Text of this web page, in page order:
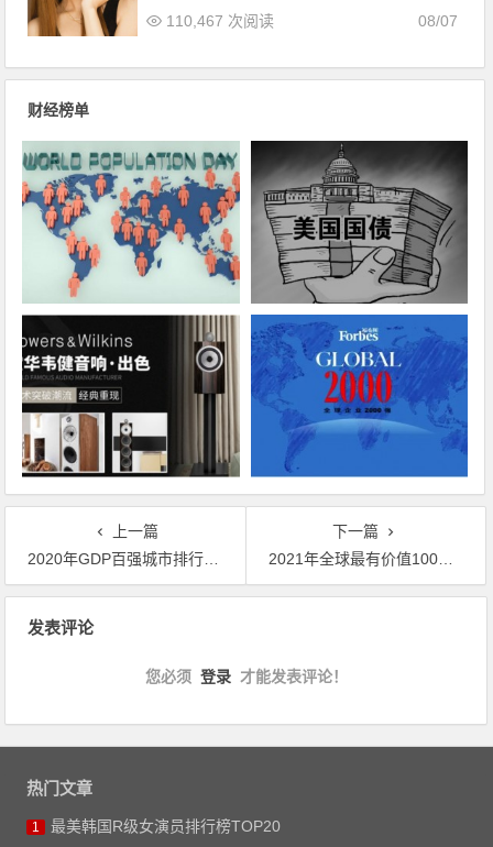
08/07
110,467 次阅读
财经榜单
上一篇
2020年GDP百强城市排行榜：中国GDP万亿城市增至23个
下一篇
2021年全球最有价值100大保险品牌:中国平安蝉联榜首
发表评论
您必须 登录 才能发表评论！
热门文章
1 最美韩国R级女演员排行榜TOP20